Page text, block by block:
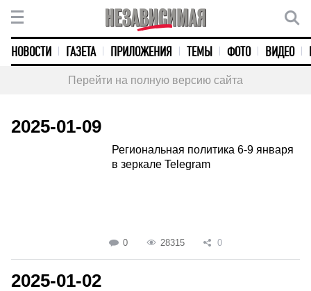
НОВОСТИ ГАЗЕТА ПРИЛОЖЕНИЯ ТЕМЫ ФОТО ВИДЕО
Перейти на полную версию сайта
2025-01-09
Региональная политика 6-9 января
в зеркале Telegram
0 28315 0
2025-01-02